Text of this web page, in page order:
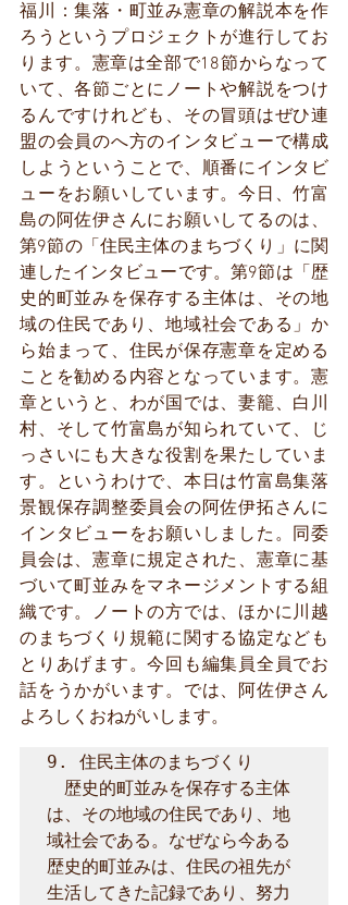
福川：集落・町並み憲章の解説本を作
ろうというプロジェクトが進行してお
ります。憲章は全部で18節からなって
いて、各節ごとにノートや解説をつけ
るんですけれども、その冒頭はぜひ連
盟の会員のへ方のインタビューで構成
しようということで、順番にインタビ
ューをお願いしています。今日、竹富
島の阿佐伊さんにお願いしてるのは、
第9節の「住民主体のまちづくり」に関
連したインタビューです。第9節は「歴
史的町並みを保存する主体は、その地
域の住民であり、地域社会である」か
ら始まって、住民が保存憲章を定める
ことを勧める内容となっています。憲
章というと、わが国では、妻籠、白川
村、そして竹富島が知られていて、じ
っさいにも大きな役割を果たしていま
す。というわけで、本日は竹富島集落
景観保存調整委員会の阿佐伊拓さんに
インタビューをお願いしました。同委
員会は、憲章に規定された、憲章に基
づいて町並みをマネージメントする組
織です。ノートの方では、ほかに川越
のまちづくり規範に関する協定なども
とりあげます。今回も編集員全員でお
話をうかがいます。では、阿佐伊さん
よろしくおねがいします。
9. 住民主体のまちづくり
歴史的町並みを保存する主体
は、その地域の住民であり、地
域社会である。なぜなら今ある
歴史的町並みは、住民の祖先が
生活してきた記録であり、努力